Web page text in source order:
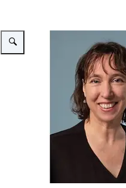
Vergroot afbeelding Saskia Hallenga